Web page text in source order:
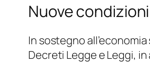
Nuove
In sostegno
Decreti Legge e Leggi,